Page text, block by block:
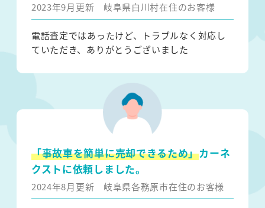
2023年9月更新 岐阜県白川村在住のお客様
電話査定ではあったけど、トラブルなく対応し
ていただき、ありがとうございました
「事故車を簡単に売却できるため」カーネ
クストに依頼しました。
2024年8月更新 岐阜県各務原市在住のお客様